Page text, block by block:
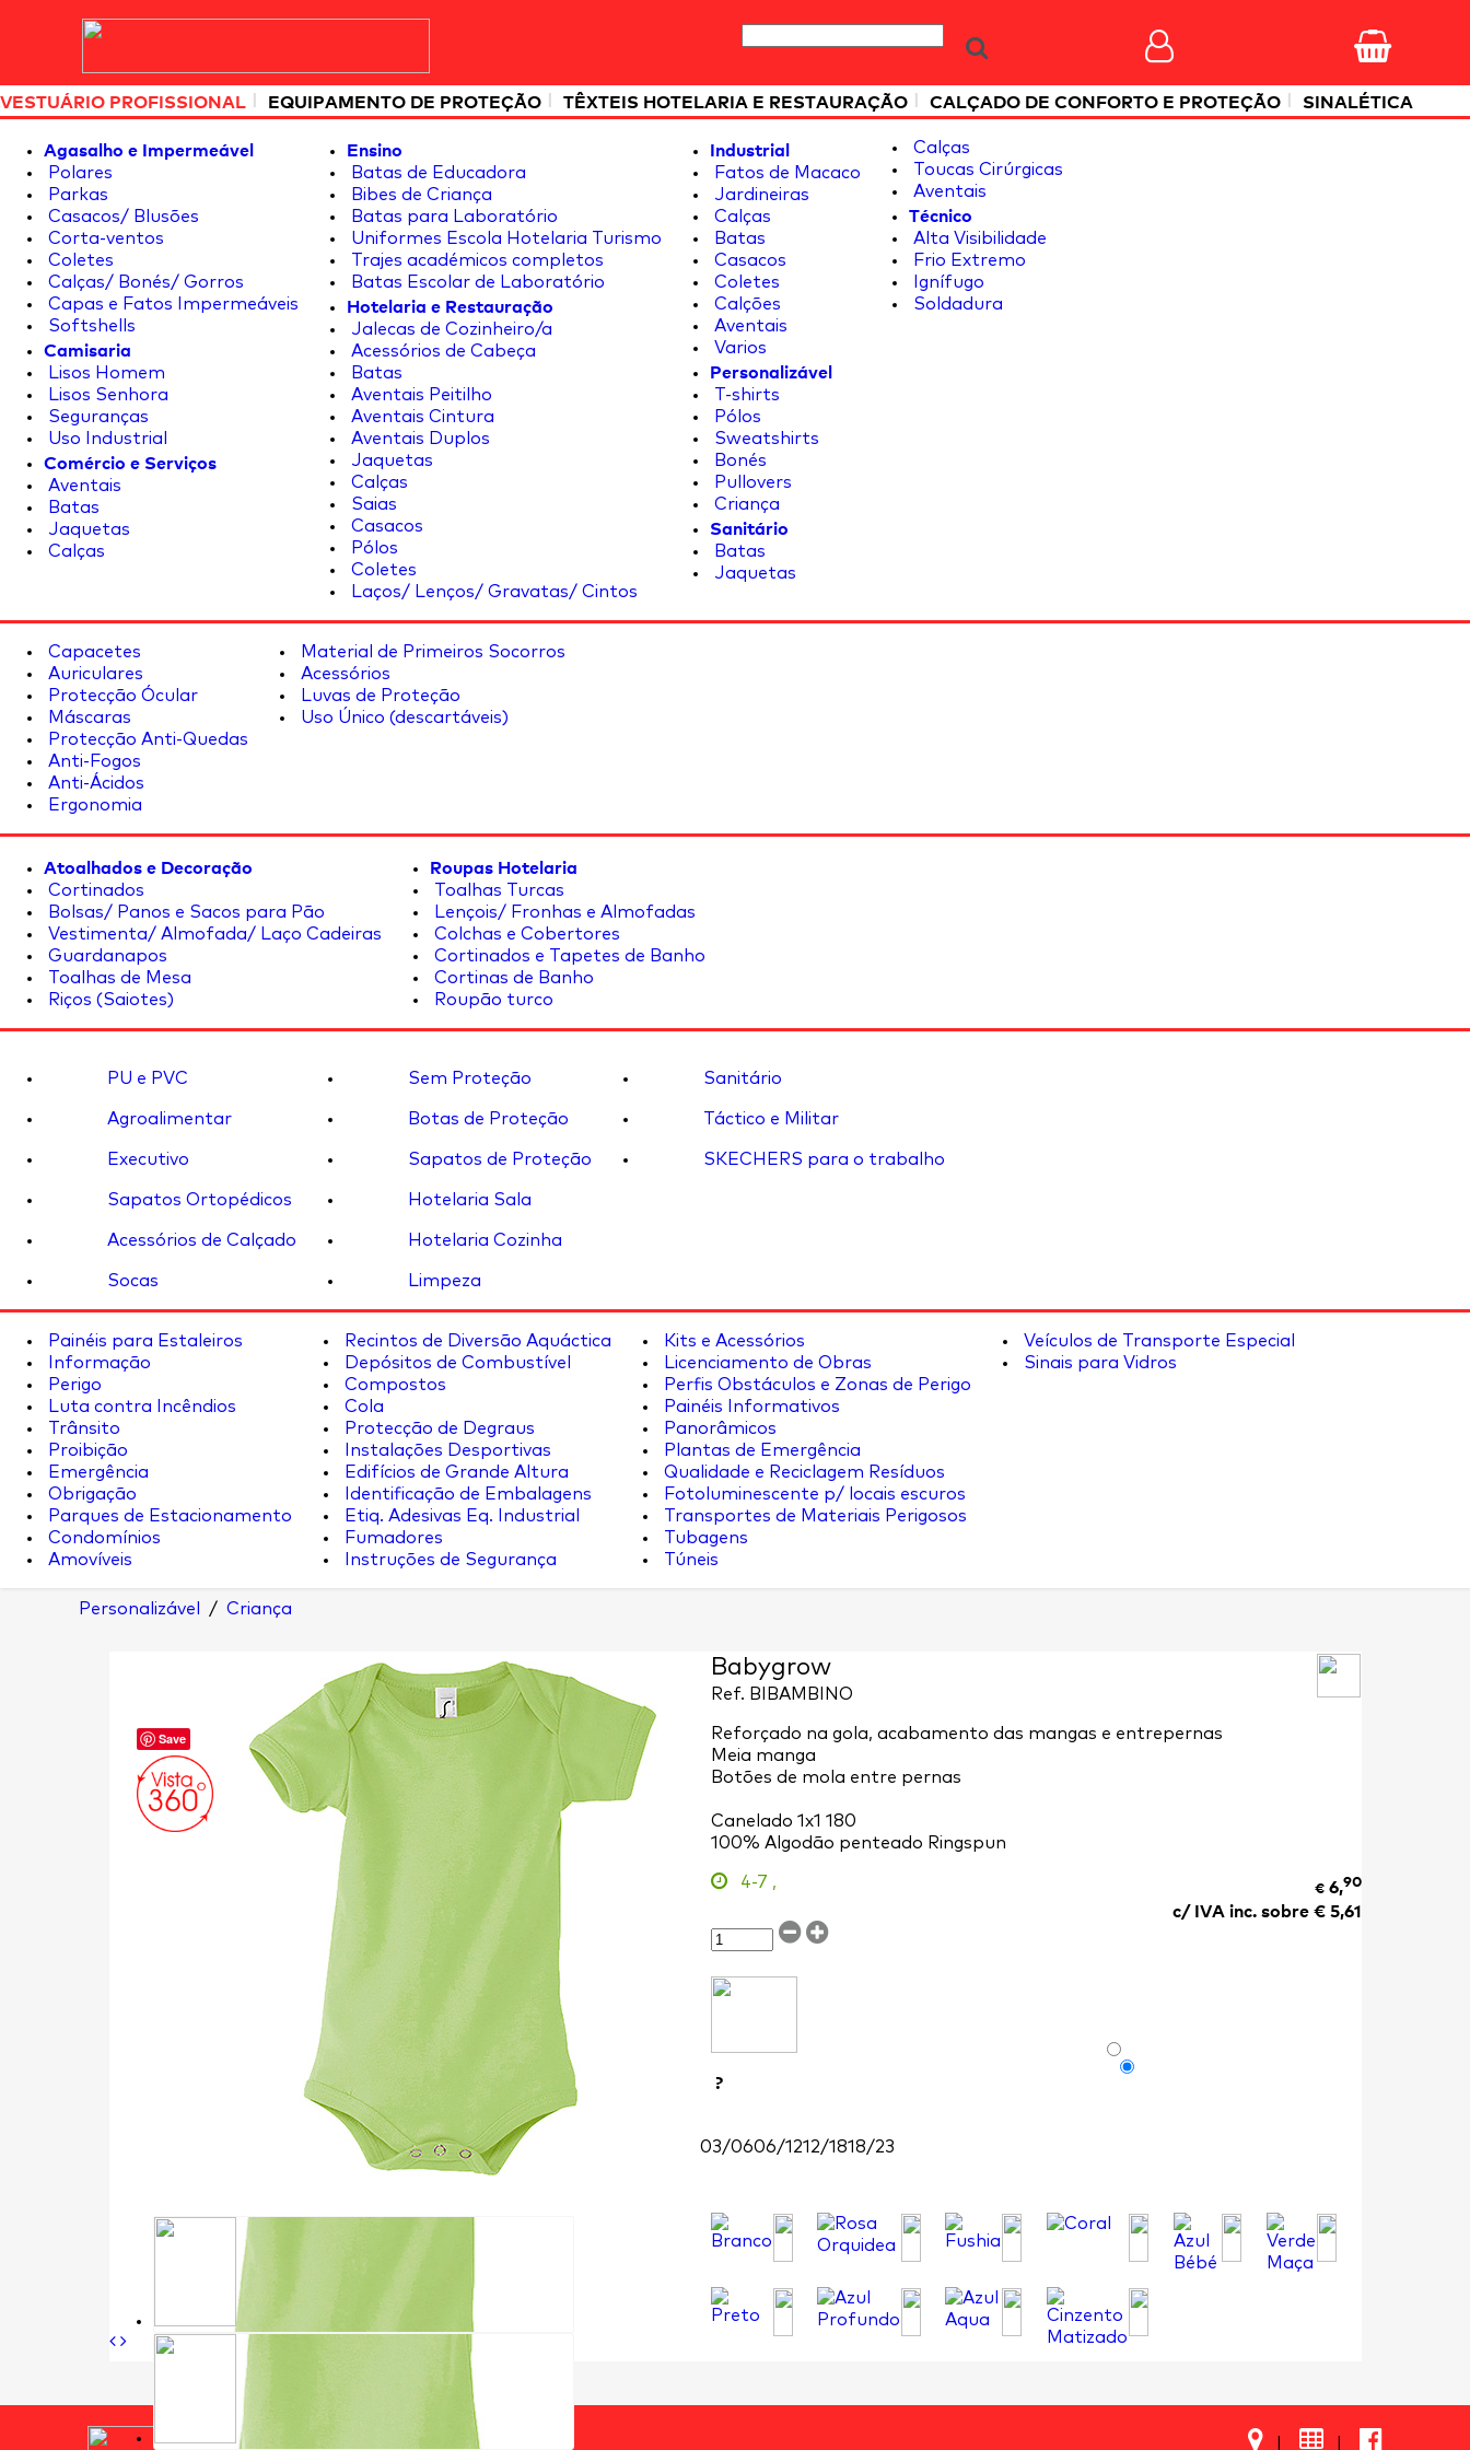
VESTUÁRIO PROFISSIONAL | EQUIPAMENTO DE PROTEÇÃO | TÊXTEIS HOTELARIA E RESTAURAÇÃO | CALÇADO DE CONFORTO E PROTEÇÃO | SINALÉTICA
Agasalho e Impermeável
Polares
Parkas
Casacos/ Blusões
Corta-ventos
Coletes
Calças/ Bonés/ Gorros
Capas e Fatos Impermeáveis
Softshells
Camisaria
Lisos Homem
Lisos Senhora
Seguranças
Uso Industrial
Comércio e Serviços
Aventais
Batas
Jaquetas
Calças
Ensino
Batas de Educadora
Bibes de Criança
Batas para Laboratório
Uniformes Escola Hotelaria Turismo
Trajes académicos completos
Batas Escolar de Laboratório
Hotelaria e Restauração
Jalecas de Cozinheiro/a
Acessórios de Cabeça
Batas
Aventais Peitilho
Aventais Cintura
Aventais Duplos
Jaquetas
Calças
Saias
Casacos
Pólos
Coletes
Laços/ Lenços/ Gravatas/ Cintos
Industrial
Fatos de Macaco
Jardineiras
Calças
Batas
Casacos
Coletes
Calções
Aventais
Varios
Personalizável
T-shirts
Pólos
Sweatshirts
Bonés
Pullovers
Criança
Sanitário
Batas
Jaquetas
Calças
Toucas Cirúrgicas
Aventais
Técnico
Alta Visibilidade
Frio Extremo
Ignífugo
Soldadura
Capacetes
Auriculares
Protecção Ócular
Máscaras
Protecção Anti-Quedas
Anti-Fogos
Anti-Ácidos
Ergonomia
Material de Primeiros Socorros
Acessórios
Luvas de Proteção
Uso Único (descartáveis)
Atoalhados e Decoração
Cortinados
Bolsas/ Panos e Sacos para Pão
Vestimenta/ Almofada/ Laço Cadeiras
Guardanapos
Toalhas de Mesa
Riços (Saiotes)
Roupas Hotelaria
Toalhas Turcas
Lençois/ Fronhas e Almofadas
Colchas e Cobertores
Cortinados e Tapetes de Banho
Cortinas de Banho
Roupão turco
PU e PVC
Agroalimentar
Executivo
Sapatos Ortopédicos
Acessórios de Calçado
Socas
Sem Proteção
Botas de Proteção
Sapatos de Proteção
Hotelaria Sala
Hotelaria Cozinha
Limpeza
Sanitário
Táctico e Militar
SKECHERS para o trabalho
Painéis para Estaleiros
Informação
Perigo
Luta contra Incêndios
Trânsito
Proibição
Emergência
Obrigação
Parques de Estacionamento
Condomínios
Amovíveis
Recintos de Diversão Aquáctica
Depósitos de Combustível
Compostos
Cola
Protecção de Degraus
Instalações Desportivas
Edifícios de Grande Altura
Identificação de Embalagens
Etiq. Adesivas Eq. Industrial
Fumadores
Instruções de Segurança
Kits e Acessórios
Licenciamento de Obras
Perfis Obstáculos e Zonas de Perigo
Painéis Informativos
Panorâmicos
Plantas de Emergência
Qualidade e Reciclagem Resíduos
Fotoluminescente p/ locais escuros
Transportes de Materiais Perigosos
Tubagens
Túneis
Veículos de Transporte Especial
Sinais para Vidros
Personalizável / Criança
Save
Babygrow
Ref. BIBAMBINO
Reforçado na gola, acabamento das mangas e entrepernas
Meia manga
Botões de mola entre pernas
Canelado 1x1 180
100% Algodão penteado Ringspun
4-7 , €6,90
c/ IVA inc. sobre €5,61
?
03/0606/1212/1818/23
